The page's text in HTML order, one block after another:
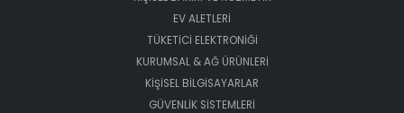
EV ALETLERİ
TÜKETİCİ ELEKTRONİĞİ
KURUMSAL & AĞ ÜRÜNLERİ
KİŞİSEL BİLGİSAYARLAR
GÜVENLİK SİSTEMLERİ